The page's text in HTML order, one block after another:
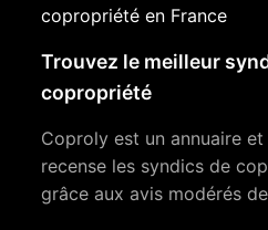
copropriété en France
Trouvez le meilleur
copropriété
Coproly est un annuaire
recense les syndics de
grâce aux avis modérés